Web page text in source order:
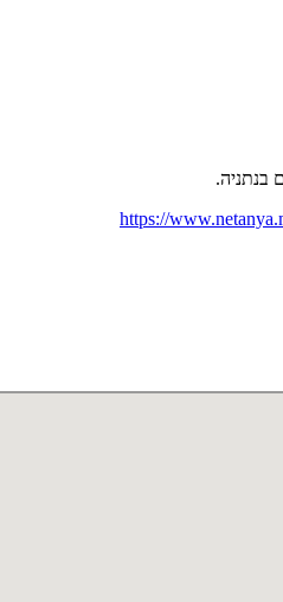
בנתניה.
https://